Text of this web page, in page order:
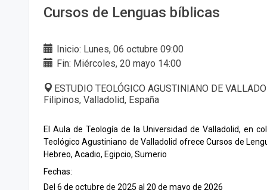
Cursos de Lenguas bíblicas
Inicio: Lunes, 06 octubre 09:00
Fin: Miércoles, 20 mayo 14:00
ESTUDIO TEOLÓGICO AGUSTINIANO DE
Filipinos, Valladolid, España
El Aula de Teología de la Universidad de Valladolid, en
Teológico Agustiniano de Valladolid ofrece Cursos de
Hebreo, Acadio, Egipcio, Sumerio
Fechas:
Del 6 de octubre de 2025 al 20 de mayo de 2026